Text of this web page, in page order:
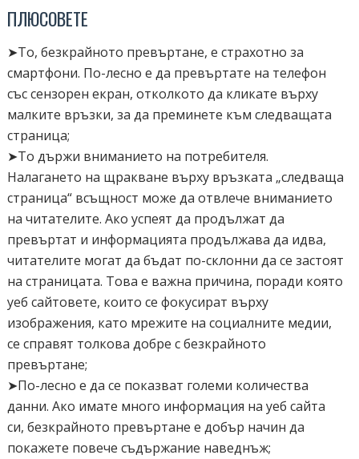
ПЛЮСОВЕТЕ
➤То, безкрайното превъртане, е страхотно за
смартфони. По-лесно е да превъртате на телефон
със сензорен екран, отколкото да кликате върху
малките връзки, за да преминете към следващата
страница;
➤То държи вниманието на потребителя.
Налагането на щракване върху връзката „следваща
страница“ всъщност може да отвлече вниманието
на читателите. Ако успеят да продължат да
превъртат и информацията продължава да идва,
читателите могат да бъдат по-склонни да се застоят
на страницата. Това е важна причина, поради която
уеб сайтовете, които се фокусират върху
изображения, като мрежите на социалните медии,
се справят толкова добре с безкрайното
превъртане;
➤По-лесно е да се показват големи количества
данни. Ако имате много информация на уеб сайта
си, безкрайното превъртане е добър начин да
покажете повече съдържание наведнъж;